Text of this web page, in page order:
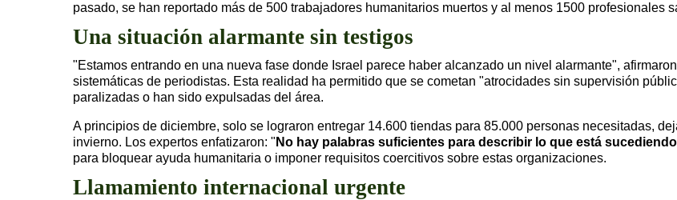
pasado, se han reportado más de 500 trabajadores humanitarios muertos y al menos 1500 profesionales
Una situación alarmante sin testigos
"Estamos entrando en una nueva fase donde Israel parece haber alcanzado un nivel alarmante",
sistemáticas de periodistas. Esta realidad ha permitido que se cometan "atrocidades sin supervisión
paralizadas o han sido expulsadas del área.
A principios de diciembre, solo se lograron entregar 14.600 tiendas para 85.000 personas necesitadas,
invierno. Los expertos enfatizaron: " No hay palabras suficientes para describir lo que está
para bloquear ayuda humanitaria o imponer requisitos coercitivos sobre estas organizaciones.
Llamamiento internacional urgente